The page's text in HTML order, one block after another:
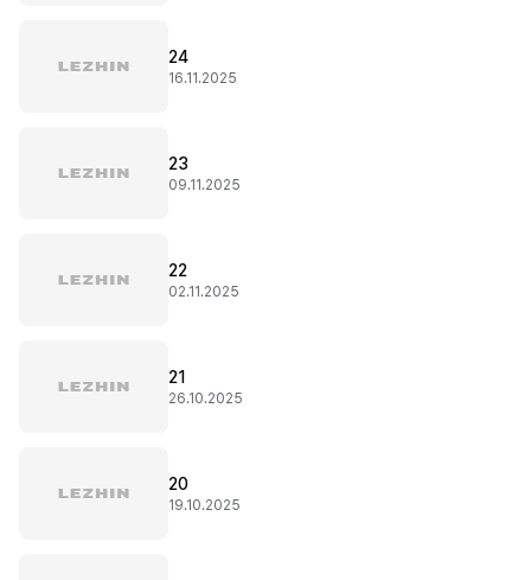
24
16.11.2025
23
09.11.2025
22
02.11.2025
21
26.10.2025
20
19.10.2025